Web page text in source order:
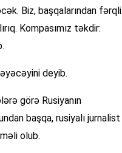
Biz, başqalarından fərqli
Kompasımız təkdir:
deyib.
görə Rusiyanın
başqa, rusiyalı jurnalist
olub.